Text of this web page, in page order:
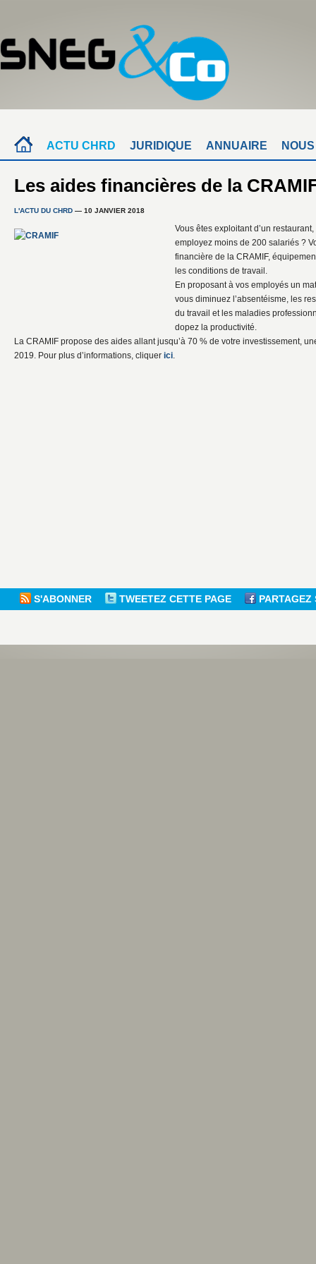
ACTU CHRD JURIDIQUE ANNUAIRE
Les aides financières de la
L'ACTU DU CHRD — 10 JANVIER 2018
Vous êtes exploitant d’un restaurant,
employez moins de 200 salariés ?
financière de la CRAMIF,
les conditions de travail.
En proposant à vos employés un
vous diminuez l’absentéisme, les
du travail et les maladies
dopez la productivité.
La CRAMIF propose des aides allant jusqu’à 70 % de votre investissement,
2019. Pour plus d’informations, cliquer ici.
S'ABONNER TWEETEZ CETTE PAGE PARTAGEZ